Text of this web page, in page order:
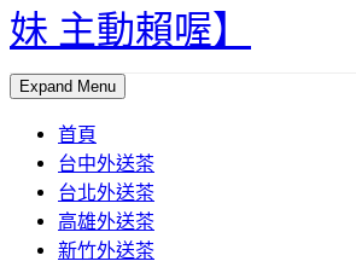
妹 主動賴喔】
Expand Menu
首頁
台中外送茶
台北外送茶
高雄外送茶
新竹外送茶